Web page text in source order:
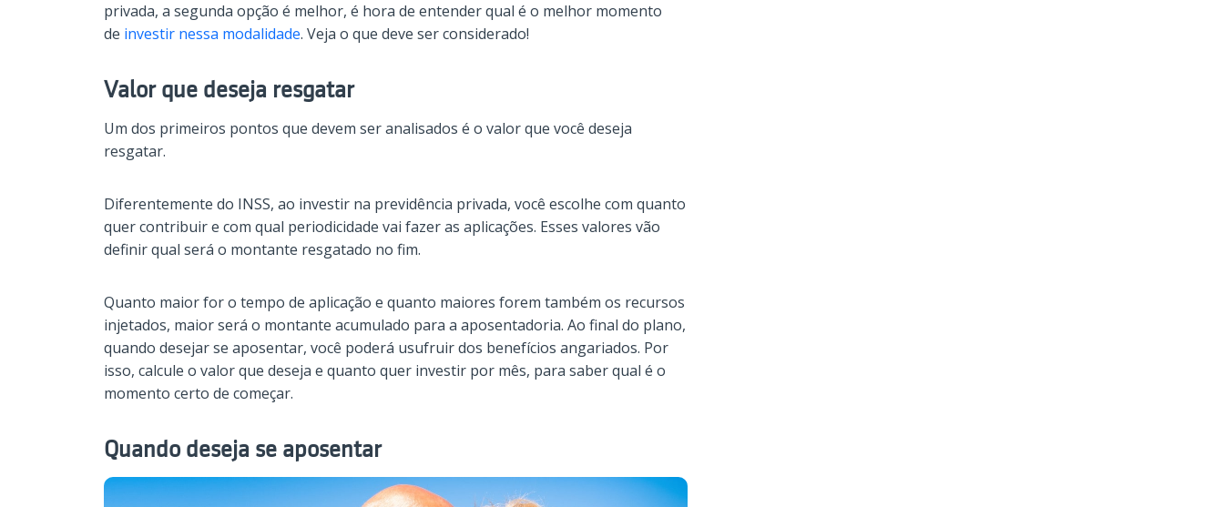
privada, a segunda opção é melhor, é hora de entender qual é o melhor momento
de investir nessa modalidade. Veja o que deve ser considerado!
Valor que deseja resgatar
Um dos primeiros pontos que devem ser analisados é o valor que você deseja
resgatar.
Diferentemente do INSS, ao investir na previdência privada, você escolhe com quanto
quer contribuir e com qual periodicidade vai fazer as aplicações. Esses valores vão
definir qual será o montante resgatado no fim.
Quanto maior for o tempo de aplicação e quanto maiores forem também os recursos
injetados, maior será o montante acumulado para a aposentadoria. Ao final do plano,
quando desejar se aposentar, você poderá usufruir dos benefícios angariados. Por
isso, calcule o valor que deseja e quanto quer investir por mês, para saber qual é o
momento certo de começar.
Quando deseja se aposentar